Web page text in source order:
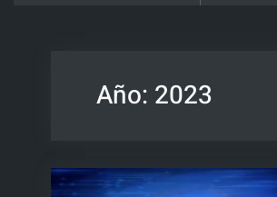
Año: 2023